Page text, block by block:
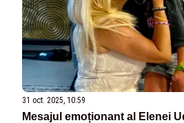
31 oct. 2025, 10:59
Mesajul emoționant al Elenei